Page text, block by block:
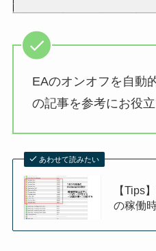
EAのオンオフを自動
の記事を参考にお役立
あわせて読みたい
【Tips
の稼働